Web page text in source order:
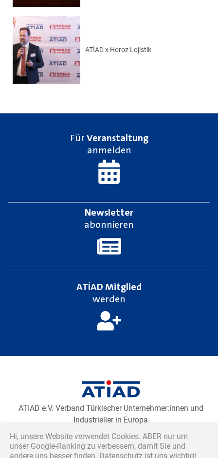
ATİAD x Horoz Lojistik
Für Veranstaltung
anmelden
Newsletter
abonnieren
ATİAD Mitglied
werden
Newsletteranmeldung laden
ATIAD e.V. Verband Türkischer Unternehmer:innen und
Industrieller in Europa
Avrupa Türk İş İnsanları ve Sanayicileri Derneği
Hi, unsere Website verwendet Cookies. ABER nur um
unser Google-Ranking zu verbessern, damit Sie und
andere uns besser finden. Datenschutz ist uns wichtig!